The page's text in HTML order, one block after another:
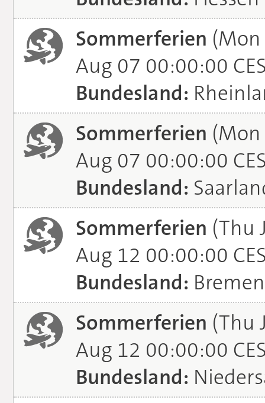
Sommerferien (Mon
Aug 07 00:00:00
Bundesland:
Sommerferien (Mon
Aug 07 00:00:00
Bundesland:
Sommerferien (Thu
Aug 12 00:00:00
Bundesland: Bremen
Sommerferien (Thu
Aug 12 00:00:00
Bundesland: